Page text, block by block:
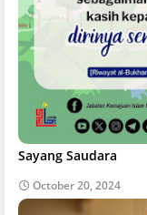
Sayang Saudara
October 20, 2024